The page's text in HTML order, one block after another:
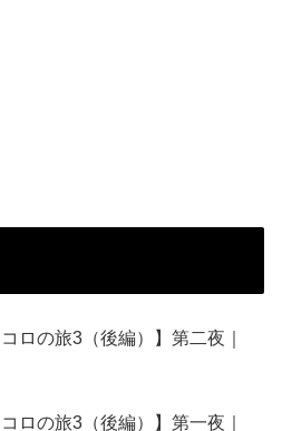
ロの旅3（後編）】第二夜｜
ロの旅3（後編）】第一夜｜